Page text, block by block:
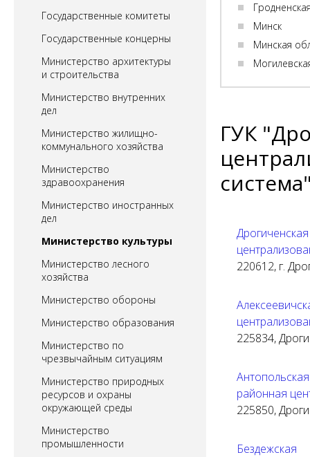
Государственные комитеты
Государственные концерны
Министерство архитектуры
и строительства
Министерство внутренних
дел
Министерство жилищно-
коммунального хозяйства
Министерство
здравоохранения
Министерство иностранных
дел
Министерство культуры
Министерство лесного
хозяйства
Министерство обороны
Министерство образования
Министерство по
чрезвычайным ситуациям
Министерство природных
ресурсов и охраны
окружающей среды
Министерство
промышленности
Минск
Минская
ГУК
220612, г.
225834,
районная
225850,